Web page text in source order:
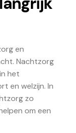
en
Nachtzorg
het
en welzijn. In
zo
om een